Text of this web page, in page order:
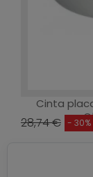
Cinta
28,74 € - 30%